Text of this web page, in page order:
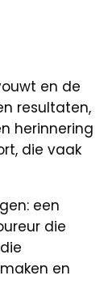
en de
resultaten,
herinnering
die vaak
een
die
en